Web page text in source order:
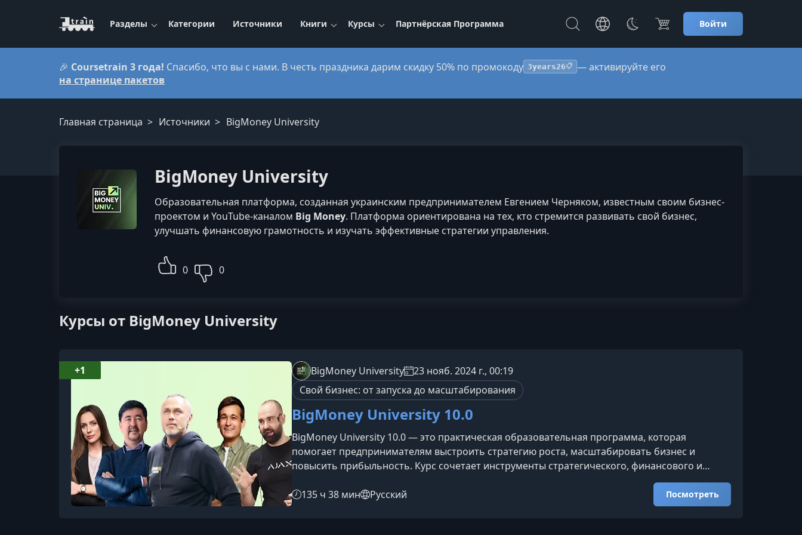
Разделы Категории Источники Книги Курсы Партнёрская Программа Войти
🎉 Coursetrain 3 года! Спасибо, что вы с нами. В честь праздника дарим скидку 50% по промокоду 3years26📋 — активируйте его
на странице пакетов
Главная страница Источники BigMoney University
BigMoney University
Образовательная платформа, созданная украинским предпринимателем Евгением Черняком, известным своим бизнес-
проектом и YouTube-каналом Big Money. Платформа ориентирована на тех, кто стремится развивать свой бизнес,
улучшать финансовую грамотность и изучать эффективные стратегии управления.
0 0
Курсы от BigMoney University
BigMoney University
23 нояб. 2024 г., 00:19
Свой бизнес: от запуска до масштабирования
BigMoney University 10.0
BigMoney University 10.0 — это практическая образовательная программа, которая
помогает предпринимателям выстроить стратегию роста, масштабировать бизнес и
повысить прибыльность. Курс сочетает инструменты стратегического, финансового и
маркетингового развития, а также живое общение с опытными предпринимателями.Что вы
получите на BigMoney University 10.0Программа направлена на всестороннее развитие
135 ч 38 мин Русский Посмотреть
+1